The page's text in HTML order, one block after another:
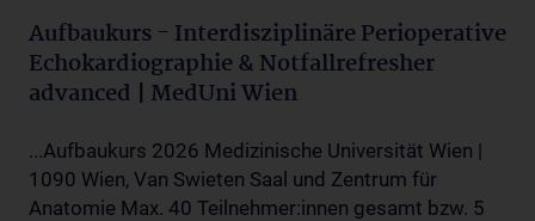
Aufbaukurs - Interdisziplinäre Perioperative
Echokardiographie & Notfallrefresher
advanced | MedUni Wien
...Aufbaukurs 2026 Medizinische Universität Wien |
1090 Wien, Van Swieten Saal und Zentrum für
Anatomie Max. 40 Teilnehmer:innen gesamt bzw. 5